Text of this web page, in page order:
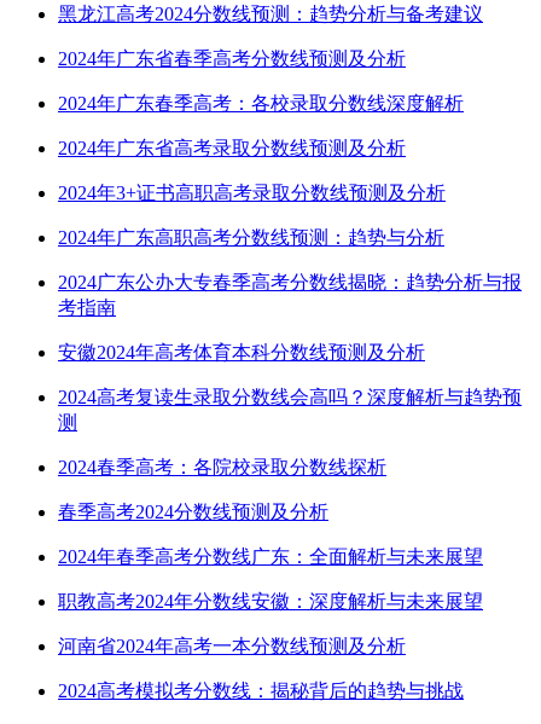
黑龙江高考2024分数线预测：趋势分析与备考建议
2024年广东省春季高考分数线预测及分析
2024年广东春季高考：各校录取分数线深度解析
2024年广东省高考录取分数线预测及分析
2024年3+证书高职高考录取分数线预测及分析
2024年广东高职高考分数线预测：趋势与分析
2024广东公办大专春季高考分数线揭晓：趋势分析与报
考指南
安徽2024年高考体育本科分数线预测及分析
2024高考复读生录取分数线会高吗？深度解析与趋势预
测
2024春季高考：各院校录取分数线探析
春季高考2024分数线预测及分析
2024年春季高考分数线广东：全面解析与未来展望
职教高考2024年分数线安徽：深度解析与未来展望
河南省2024年高考一本分数线预测及分析
2024高考模拟考分数线：揭秘背后的趋势与挑战